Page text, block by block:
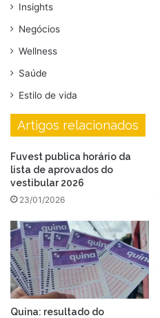
Insights
Negócios
Wellness
Saúde
Estilo de vida
Artigos relacionados
Fuvest publica horário da
lista de aprovados do
vestibular 2026
23/01/2026
Quina: resultado do